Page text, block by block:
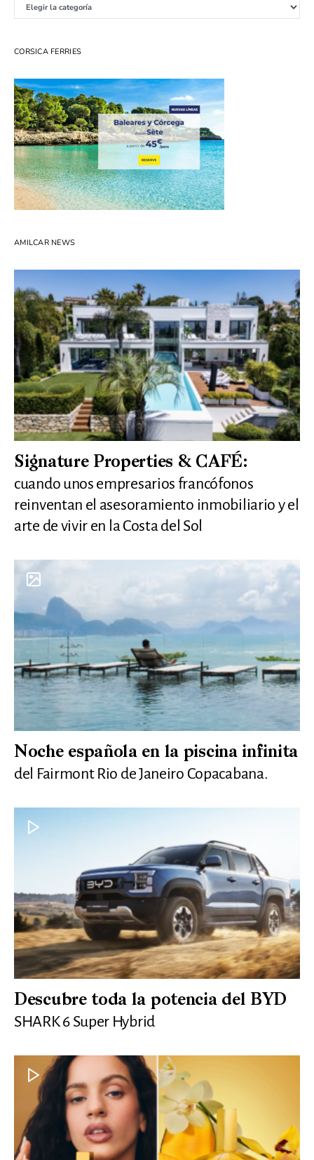
CORSICA FERRIES
AMILCAR NEWS
Signature Properties & CAFÉ:
cuando unos empresarios francófonos
reinventan el asesoramiento inmobiliario y el
arte de vivir en la Costa del Sol
Noche española en la piscina infinita
del Fairmont Rio de Janeiro Copacabana.
Descubre toda la potencia del BYD
SHARK 6 Super Hybrid